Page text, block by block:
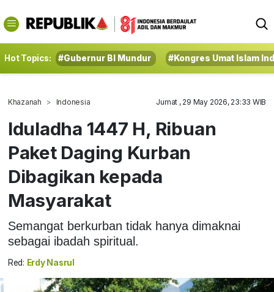
Hot Topics: #Gubernur BI Mundur #Kongres Umat Islam
Khazanah Indonesia Jumat , 29 May 2026, 23:33 WIB
Iduladha 1447 H, Ribuan
Paket Daging Kurban
Dibagikan kepada
Masyarakat
Semangat berkurban tidak hanya dimaknai
sebagai ibadah spiritual.
Red: Erdy Nasrul